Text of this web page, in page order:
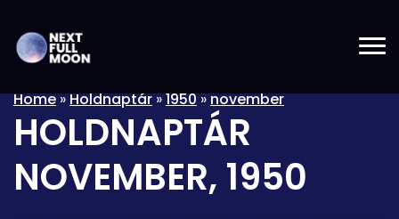
Home»Holdnaptár»1950»november
HOLDNAPTÁR
NOVEMBER, 1950